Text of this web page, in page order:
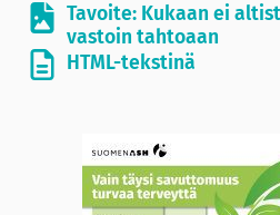
Tavoite: Kukaan ei
vastoin tahtoaan
HTML-tekstinä